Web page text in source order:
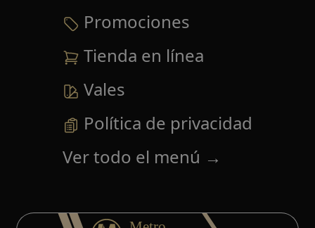
Promociones
Tienda en línea
Vales
Política de privacidad
Ver todo el menú →